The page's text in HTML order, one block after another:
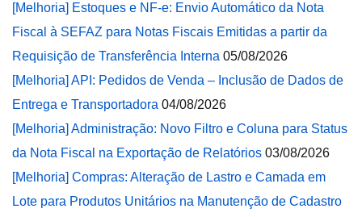
[Melhoria] Estoques e NF-e: Envio Automático da Nota
Fiscal à SEFAZ para Notas Fiscais Emitidas a partir da
Requisição de Transferência Interna 05/08/2026
[Melhoria] API: Pedidos de Venda – Inclusão de Dados de
Entrega e Transportadora 04/08/2026
[Melhoria] Administração: Novo Filtro e Coluna para Status
da Nota Fiscal na Exportação de Relatórios 03/08/2026
[Melhoria] Compras: Alteração de Lastro e Camada em
Lote para Produtos Unitários na Manutenção de Cadastro